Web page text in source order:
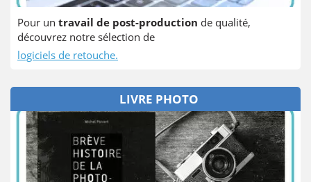
Pour un travail de post-production de qualité,
découvrez notre sélection de
logiciels de retouche.
LIVRE PHOTO